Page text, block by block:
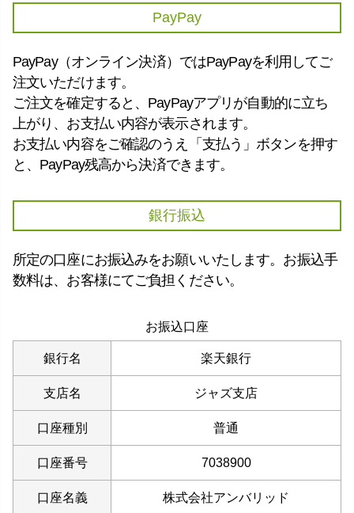
PayPay
PayPay（オンライン決済）ではPayPayを利用してご
注文いただけます。
ご注文を確定すると、PayPayアプリが自動的に立ち
上がり、お支払い内容が表示されます。
お支払い内容をご確認のうえ「支払う」ボタンを押す
と、PayPay残高から決済できます。
銀行振込
所定の口座にお振込みをお願いいたします。お振込手
数料は、お客様にてご負担ください。
お振込口座
銀行名 楽天銀行
支店名 ジャズ支店
口座種別 普通
口座番号 7038900
口座名義 株式会社アンバリッド